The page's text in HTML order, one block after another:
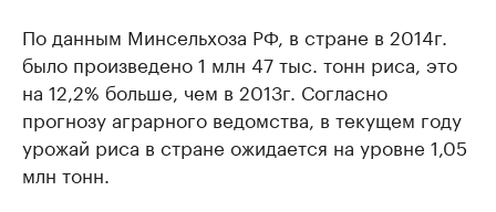
По данным Минсельхоза РФ, в стране в 2014г.
было произведено 1 млн 47 тыс. тонн риса, это
на 12,2% больше, чем в 2013г. Согласно
прогнозу аграрного ведомства, в текущем году
урожай риса в стране ожидается на уровне 1,05
млн тонн.